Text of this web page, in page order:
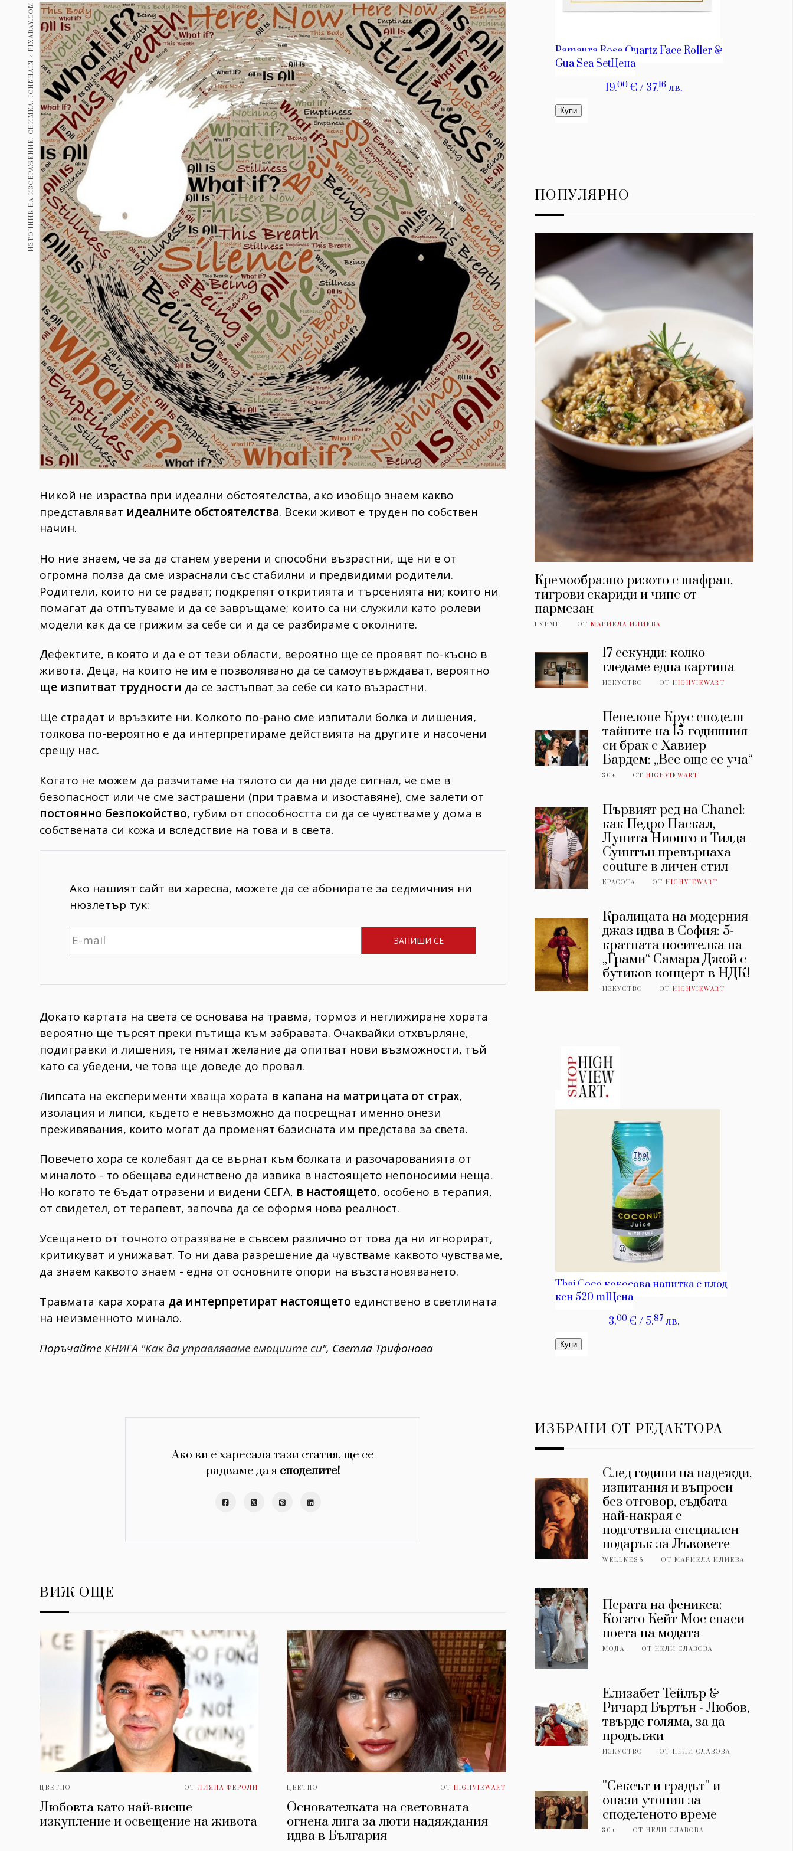
Пътувай 237
Здраве 389
Gentlemen
382
Wellness
ПОСЛЕДВАЙТЕ
НИ
ИЗТОЧНИК НА ИЗОБРАЖЕНИЕ: СНИМКА: JOHNHAIN / PIXABAY.COM
Никой не израства при идеални обстоятелства, ако изобщо знаем какво
представляват идеалните обстоятелства. Всеки живот е труден по собствен
начин.
Но ние знаем, че за да станем уверени и способни възрастни, ще ни е от
огромна полза да сме израснали със стабилни и предвидими родители.
Родители, които ни се радват; подкрепят откритията и търсенията ни; които ни
помагат да отпътуваме и да се завръщаме; които са ни служили като ролеви
модели как да се грижим за себе си и да се разбираме с околните.
Дефектите, в която и да е от тези области, вероятно ще се проявят по-късно в
живота. Деца, на които не им е позволявано да се самоутвърждават, вероятно
ще изпитват трудности да се застъпват за себе си като възрастни.
Ще страдат и връзките ни. Колкото по-рано сме изпитали болка и лишения,
толкова по-вероятно е да интерпретираме действията на другите и насочени
срещу нас.
Когато не можем да разчитаме на тялото си да ни даде сигнал, че сме в
безопасност или че сме застрашени (при травма и изоставяне), сме залети от
постоянно безпокойство, губим от способността си да се чувстваме у дома в
собствената си кожа и вследствие на това и в света.
Ако нашият сайт ви харесва, можете да се абонирате за седмичния ни
нюзлетър тук:
Докато картата на света се основава на травма, тормоз и неглижиране хората
вероятно ще търсят преки пътища към забравата. Очаквайки отхвърляне,
подигравки и лишения, те нямат желание да опитват нови възможности, тъй
като са убедени, че това ще доведе до провал.
Липсата на експерименти хваща хората в капана на матрицата от страх,
изолация и липси, където е невъзможно да посрещнат именно онези
преживявания, които могат да променят базисната им представа за света.
Повечето хора се колебаят да се върнат към болката и разочарованията от
миналото - то обещава единствено да извика в настоящето непоносими неща.
Но когато те бъдат отразени и видени СЕГА, в настоящето, особено в терапия,
от свидетел, от терапевт, започва да се оформя нова реалност.
Усещането от точното отразяване е съвсем различно от това да ни игнорират,
критикуват и унижават. То ни дава разрешение да чувстваме каквото чувстваме,
да знаем каквото знаем - една от основните опори на възстановяването.
Травмата кара хората да интерпретират настоящето единствено в светлината
на неизменното минало.
Поръчайте КНИГА "Как да управляваме емоциите си", Светла Трифонова
Ако ви е харесала тази статия, ще се
радваме да я споделите!
ВИЖ ОЩЕ
ЦВЕТНО ОТЛИЯНА ФЕРОЛИ
Любовта като най-висше
изкупление и освещение на живота
ЦВЕТНО ОТ HIGHVIEWART
Основателката на световната
огнена лига за люти надяждания
идва в България
ПОПУЛЯРНО
Кремообразно ризото с шафран,
тигрови скариди и чипс от
пармезан
ГУРМЕ ОТ МАРИЕЛА ИЛИЕВА
17 секунди: колко
гледаме една картина
ИЗКУСТВО ОТHIGHVIEWART
Пенелопе Крус споделя
тайните на 15-годишния
си брак с Хавиер
Бардем: „Все още се уча“
30+ ОТHIGHVIEWART
Първият ред на Chanel:
как Педро Паскал,
Лупита Нионго и Тилда
Суинтън превърнаха
couture в личен стил
КРАСОТА ОТHIGHVIEWART
Кралицата на модерния
джаз идва в София: 5-
кратната носителка на
„Грами“ Самара Джой с
бутиков концерт в НДК!
ИЗКУСТВО ОТHIGHVIEWART
ИЗБРАНИ ОТ РЕДАКТОРА
След години на надежди,
изпитания и въпроси
без отговор, съдбата
най-накрая е
подготвила специален
подарък за Лъвовете
WELLNESS ОТМАРИЕЛА ИЛИЕВА
Перата на феникса:
Когато Кейт Мос спаси
поета на модата
МОДА ОТНЕЛИ СЛАВОВА
Елизабет Тейлър &
Ричард Бъртън - Любов,
твърде голяма, за да
продължи
ИЗКУСТВО ОТНЕЛИ СЛАВОВА
''Сексът и градът'' и
онази утопия за
споделеното време
30+ ОТНЕЛИ СЛАВОВА